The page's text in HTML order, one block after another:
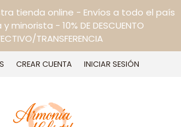
tienda online - Envíos a todo el país
minorista - 10% DE DESCUENTO
TRANSFERENCIA
CREAR CUENTA INICIAR SESIÓN